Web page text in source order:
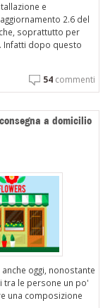
e
2.6 del
soprattutto per
Infatti dopo questo
54 commenti
a domicilio
oggi, nonostante
tra le persone un po'
una composizione